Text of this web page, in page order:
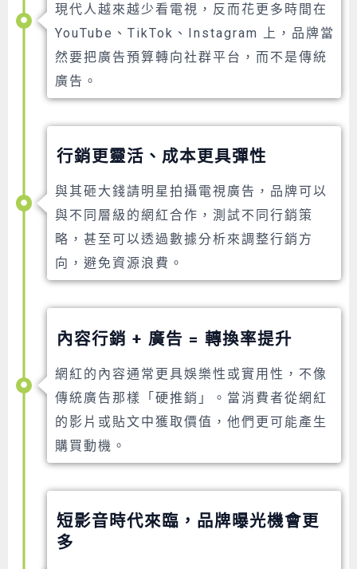
現代人越來越少看電視，反而花更多時間在
YouTube、TikTok、Instagram 上，品牌當
然要把廣告預算轉向社群平台，而不是傳統
廣告。
行銷更靈活、成本更具彈性
與其砸大錢請明星拍攝電視廣告，品牌可以
與不同層級的網紅合作，測試不同行銷策
略，甚至可以透過數據分析來調整行銷方
向，避免資源浪費。
內容行銷 + 廣告 = 轉換率提升
網紅的內容通常更具娛樂性或實用性，不像
傳統廣告那樣「硬推銷」。當消費者從網紅
的影片或貼文中獲取價值，他們更可能產生
購買動機。
短影音時代來臨，品牌曝光機會更
多